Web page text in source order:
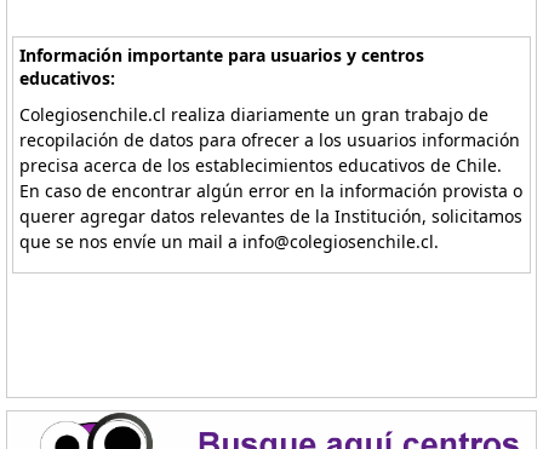
Información importante para usuarios y centros
educativos:
Colegiosenchile.cl realiza diariamente un gran trabajo de
recopilación de datos para ofrecer a los usuarios información
precisa acerca de los establecimientos educativos de Chile.
En caso de encontrar algún error en la información provista o
querer agregar datos relevantes de la Institución, solicitamos
que se nos envíe un mail a info@colegiosenchile.cl.